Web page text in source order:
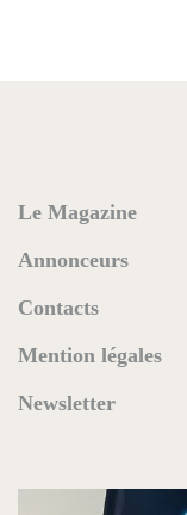
Le Magazine
Annonceurs
Contacts
Mention légales
Newsletter